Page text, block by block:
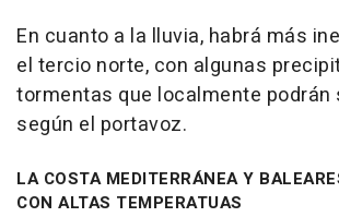
En cuanto a la lluvia, habrá más
el tercio norte, con algunas
tormentas que localmente podrán
según el portavoz.
LA COSTA MEDITERRÁNEA Y
CON ALTAS TEMPERATUAS